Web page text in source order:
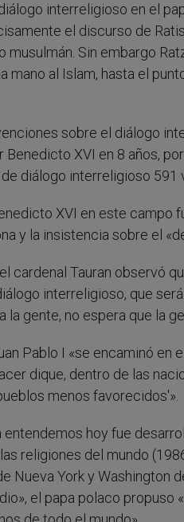
interreligioso en el
el discurso de
Sin embargo
mano al Islam, hasta el
sobre el diálogo
XVI en 8 años,
diálogo interreligioso
XVI en este campo
y la insistencia sobre el
cardenal Tauran observó
interreligioso, que
la gente, no espera que la
Pablo I «se encaminó en
dique, dentro de las
menos favorecidos'».
entendemos hoy fue
religiones del mundo
Nueva York y Washington
el papa polaco propuso